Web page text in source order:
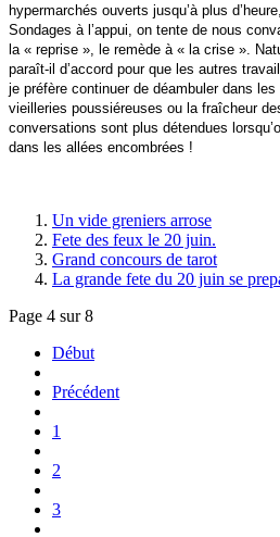
hypermarchés ouverts jusqu’à plus
Sondages à l’appui, on tente de nous
la « reprise », le remède à « la crise ».
paraît-il d’accord pour que les autres
je préfère continuer de déambuler dans
vieilleries poussiéreuses ou la fraîcheur
conversations sont plus détendues
dans les allées encombrées !
Un vide greniers arrose
Fete des feux le 20 juin.
Grand concours de tarot
La grande fete du 20 juin se
Page 4 sur 8
Début
Précédent
1
2
3